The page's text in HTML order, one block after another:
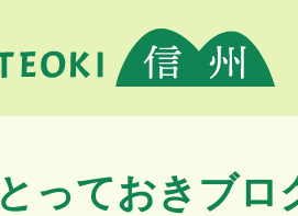
とっておきブロ